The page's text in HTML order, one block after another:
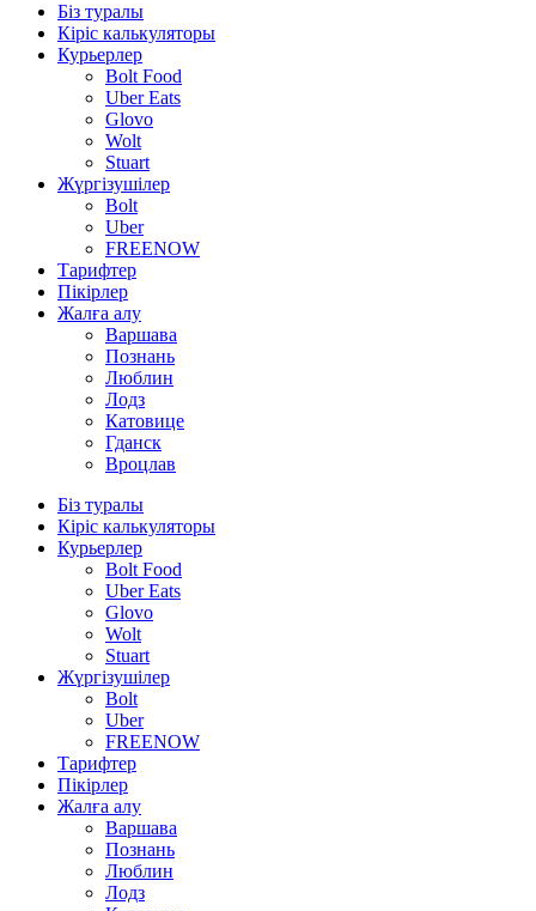
Біз туралы
Кіріс калькуляторы
Курьерлер
Bolt Food
Uber Eats
Glovo
Wolt
Stuart
Жүргізушілер
Bolt
Uber
FREENOW
Тарифтер
Пікірлер
Жалға алу
Варшава
Познань
Люблин
Лодз
Катовице
Гданск
Вроцлав
Біз туралы
Кіріс калькуляторы
Курьерлер
Bolt Food
Uber Eats
Glovo
Wolt
Stuart
Жүргізушілер
Bolt
Uber
FREENOW
Тарифтер
Пікірлер
Жалға алу
Варшава
Познань
Люблин
Лодз